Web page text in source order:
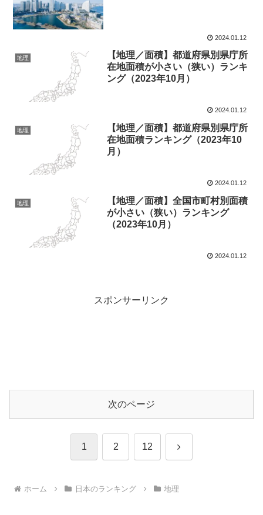
2024.01.12
地理
【地理／面積】都道府県別県庁所
在地面積が小さい（狭い）ランキ
ング（2023年10月）
2024.01.12
地理
【地理／面積】都道府県別県庁所
在地面積ランキング（2023年10
月）
2024.01.12
地理
【地理／面積】全国市町村別面積
が小さい（狭い）ランキング
（2023年10月）
2024.01.12
スポンサーリンク
次のページ
1 2 12 次
ホーム 日本のランキング 地理